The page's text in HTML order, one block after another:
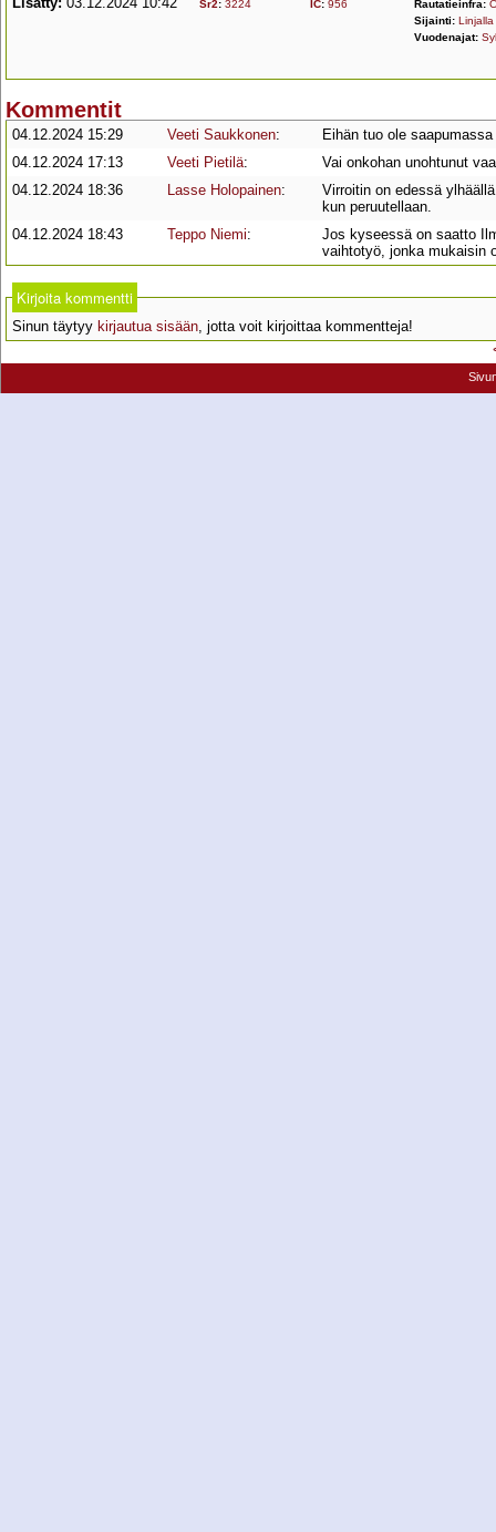
Sr2: 3224 IC: 956 Rautatieinfra:
Sijainti: Linjalla
Vuodenajat:
Kommentit
04.12.2024 15:29 Veeti Saukkonen:
Eihän tuo ole
04.12.2024 17:13
Veeti Pietilä:
Vai onkohan unohtunut
04.12.2024 18:36
Lasse Holopainen:
Virroitin on edessä
kun peruutellaan.
04.12.2024 18:43
Teppo Niemi:
Jos kyseessä on saatto
vaihtotyö, jonka mukaisin
Kirjoita kommentti
Sinun täytyy kirjautua sisään, jotta voit kirjoittaa kommentteja!